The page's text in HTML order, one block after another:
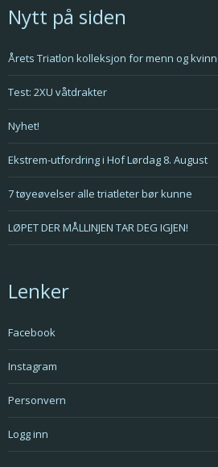
Nytt på siden
Årets Triatlon kolleksjon for menn og
Test: 2XU våtdrakter
Nyhet!
Ekstrem-utfordring i Hof Lørdag 8. August
7 tøyeøvelser alle triatleter bør kunne
LØPET DER MÅLLINJEN TAR DEG IGJEN!
Lenker
Facebook
Instagram
Personvern
Logg inn